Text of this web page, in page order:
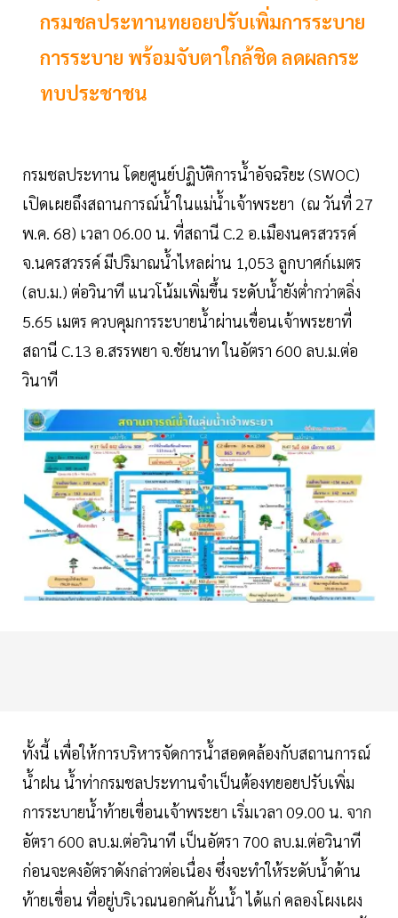
กรมชลประทานทยอยปรับเพิ่มการระบาย
การระบาย พร้อมจับตาใกล้ชิด ลดผลกระ
ทบประชาชน
กรมชลประทาน โดยศูนย์ปฏิบัติการน้ำอัจฉริยะ (SWOC)
เปิดเผยถึงสถานการณ์น้ำในแม่น้ำเจ้าพระยา (ณ วันที่ 27
พ.ค. 68) เวลา 06.00 น. ที่สถานี C.2 อ.เมืองนครสวรรค์
จ.นครสวรรค์ มีปริมาณน้ำไหลผ่าน 1,053 ลูกบาศก์เมตร
(ลบ.ม.) ต่อวินาที แนวโน้มเพิ่มขึ้น ระดับน้ำยังต่ำกว่าตลิ่ง
5.65 เมตร ควบคุมการระบายน้ำผ่านเขื่อนเจ้าพระยาที่
สถานี C.13 อ.สรรพยา จ.ชัยนาท ในอัตรา 600 ลบ.ม.ต่อ
วินาที
ทั้งนี้ เพื่อให้การบริหารจัดการน้ำสอดคล้องกับสถานการณ์
น้ำฝน น้ำท่ากรมชลประทานจำเป็นต้องทยอยปรับเพิ่ม
การระบายน้ำท้ายเขื่อนเจ้าพระยา เริ่มเวลา 09.00 น. จาก
อัตรา 600 ลบ.ม.ต่อวินาที เป็นอัตรา 700 ลบ.ม.ต่อวินาที
ก่อนจะคงอัตราดังกล่าวต่อเนื่อง ซึ่งจะทำให้ระดับน้ำด้าน
ท้ายเขื่อน ที่อยู่บริเวณนอกคันกั้นน้ำ ได้แก่ คลองโผงเผง